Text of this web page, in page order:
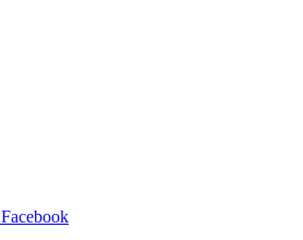
Facebook